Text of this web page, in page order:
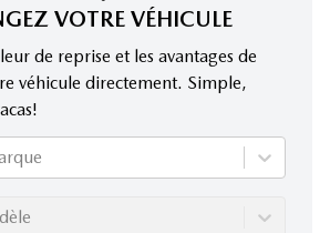
VOTRE VÉHICULE
de reprise et les avantages de
véhicule directement. Simple,